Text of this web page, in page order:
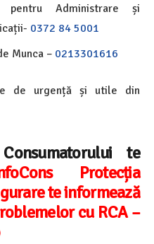
pentru Administrare și
0372 84 5001
Munca – 0213301616
de urgență și utile din
te
Protecția
te informează
cu RCA –